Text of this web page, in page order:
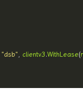
"dsb" clientv3 .WithLease(